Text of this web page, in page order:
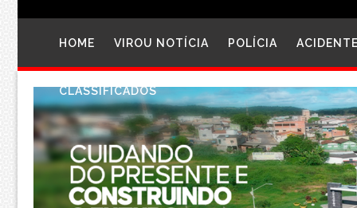
HOME VIROU NOTÍCIA POLÍCIA
CLASSIFICADOS